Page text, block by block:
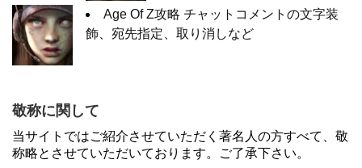
Age Of Z攻略 チャットコメントの文字装
飾、宛先指定、取り消しなど
敬称に関して
当サイトではご紹介させていただく著名人の方すべて、敬
称略とさせていただいております。ご了承下さい。